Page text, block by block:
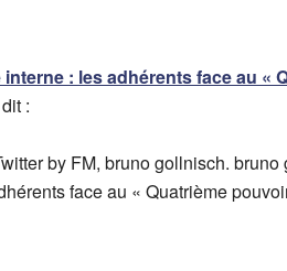
: les adhérents face au «
dit :
by FM, bruno gollnisch. bruno
face au « Quatrième